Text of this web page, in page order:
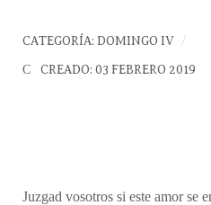
CATEGORÍA: DOMINGO IV
CREADO: 03 FEBRERO 2019
Juzgad vosotros si este amor se